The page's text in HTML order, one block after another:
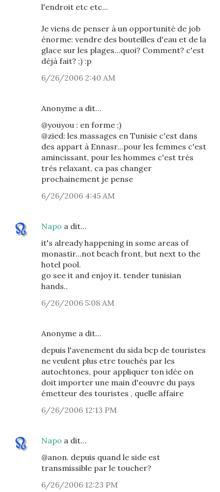
l'endroit etc etc...
Je viens de penser à un opportunité de job
énorme: vendre des bouteilles d'eau et de la
glace sur les plages...quoi? Comment? c'est
déjà fait? ;) :p
6/26/2006 2:40 AM
Anonyme a dit…
@youyou : en forme ;)
@zied: les massages en Tunisie c'est dans
des appart à Ennasr...pour les femmes c'est
amincissant, pour les hommes c'est trés
trés relaxant, ca pas changer
prochainement je pense
6/26/2006 4:45 AM
Napo a dit…
it's already happening in some areas of
monastir...not beach front, but next to the
hotel pool.
go see it and enjoy it. tender tunisian
hands..
6/26/2006 5:08 AM
Anonyme a dit…
depuis l'avenement du sida bcp de touristes
ne veulent plus etre touchés par les
autochtones, pour appliquer ton idée on
doit importer une main d'eouvre du pays
émetteur des touristes , quelle affaire
6/26/2006 12:13 PM
Napo a dit…
@anon. depuis quand le side est
transmissible par le toucher?
6/26/2006 12:23 PM